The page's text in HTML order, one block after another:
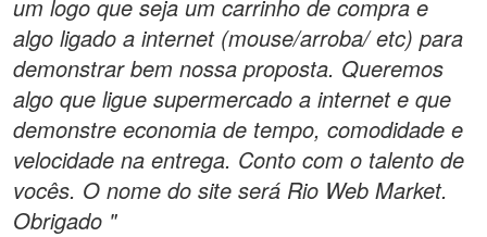
um logo que seja um carrinho de compra e
algo ligado a internet (mouse/arroba/ etc) para
demonstrar bem nossa proposta. Queremos
algo que ligue supermercado a internet e que
demonstre economia de tempo, comodidade e
velocidade na entrega. Conto com o talento de
vocês. O nome do site será Rio Web Market.
Obrigado "